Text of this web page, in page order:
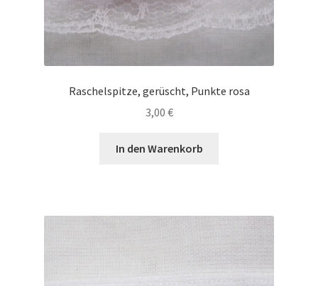
Raschelspitze, gerüscht, Punkte rosa
3,00 €
In den Warenkorb